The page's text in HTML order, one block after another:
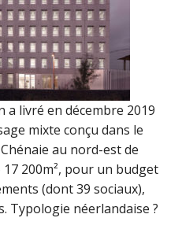
a livré en décembre 2019
mixte conçu dans le
au nord-est de
200m², pour un budget
(dont 39 sociaux),
Typologie néerlandaise ?